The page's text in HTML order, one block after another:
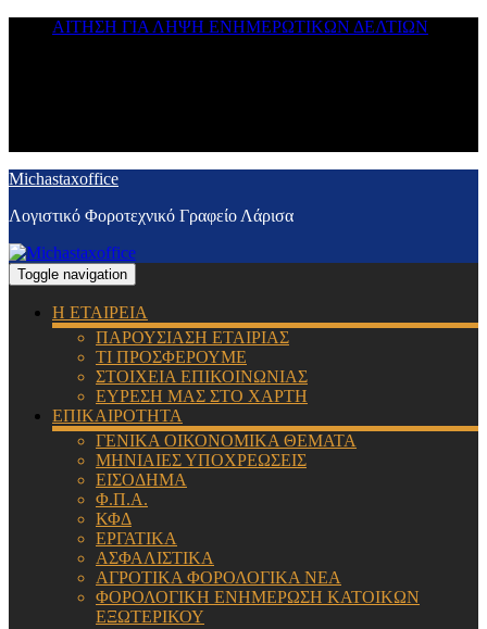
ΑΙΤΗΣΗ ΓΙΑ ΛΗΨΗ ΕΝΗΜΕΡΩΤΙΚΩΝ ΔΕΛΤΙΩΝ
Michastaxoffice
Λογιστικό Φοροτεχνικό Γραφείο Λάρισα
Toggle navigation
Η ΕΤΑΙΡΕΙΑ
ΠΑΡΟΥΣΙΑΣΗ ΕΤΑΙΡΙΑΣ
ΤΙ ΠΡΟΣΦΕΡΟΥΜΕ
ΣΤΟΙΧΕΙΑ ΕΠΙΚΟΙΝΩΝΙΑΣ
ΕΥΡΕΣΗ ΜΑΣ ΣΤΟ ΧΑΡΤΗ
ΕΠΙΚΑΙΡΟΤΗΤΑ
ΓΕΝΙΚΑ ΟΙΚΟΝΟΜΙΚΑ ΘΕΜΑΤΑ
ΜΗΝΙΑΙΕΣ ΥΠΟΧΡΕΩΣΕΙΣ
ΕΙΣΟΔΗΜΑ
Φ.Π.Α.
ΚΦΔ
ΕΡΓΑΤΙΚΑ
ΑΣΦΑΛΙΣΤΙΚΑ
ΑΓΡΟΤΙΚΑ ΦΟΡΟΛΟΓΙΚΑ ΝΕΑ
ΦΟΡΟΛΟΓΙΚΗ ΕΝΗΜΕΡΩΣΗ ΚΑΤΟΙΚΩΝ
ΕΞΩΤΕΡΙΚΟΥ